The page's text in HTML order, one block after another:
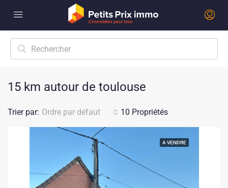
15 km autour de toulouse
10 Propriétés
Trier par: Ordre par défaut
A VENDRE